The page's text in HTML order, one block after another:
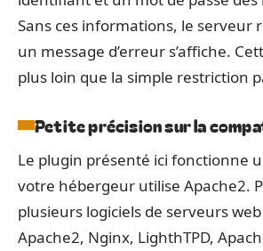
Sans ces informations, le serveur
un message d’erreur s’affiche.
plus loin que la simple restriction
Petite précision sur la
Le plugin présenté ici fonctionne
votre hébergeur utilise Apache2.
plusieurs logiciels de serveurs
Apache2, Nginx, LighthTPD,